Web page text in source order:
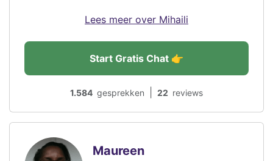
22 reviews
1.584 gesprekken
Start Gratis Chat 👉
Lees meer over Mihaili
Maureen